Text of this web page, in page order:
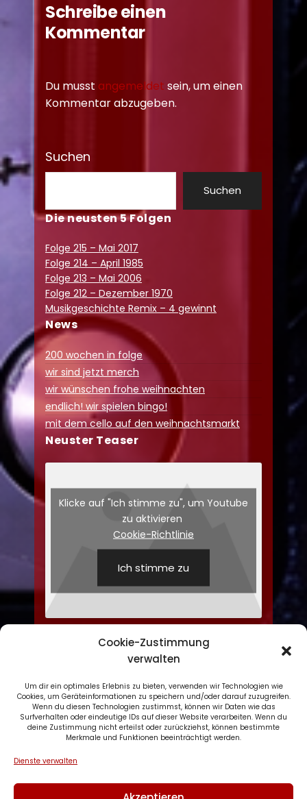
Cookie-Zustimmung
verwalten
Um dir ein optimales Erlebnis zu bieten, verwenden wir Technologien wie
Cookies, um Geräteinformationen zu speichern und/oder darauf zuzugreifen.
Wenn du diesen Technologien zustimmst, können wir Daten wie das
Surfverhalten oder eindeutige IDs auf dieser Website verarbeiten. Wenn du
deine Zustimmung nicht erteilst oder zurückziehst, können bestimmte
Merkmale und Funktionen beeinträchtigt werden.
Dienste verwalten
Schreibe einen
Kommentar
Du musst angemeldet sein, um einen
Kommentar abzugeben.
Suchen
Suchen
Die neusten 5 Folgen
Folge 215 – Mai 2017
Folge 214 – April 1985
Folge 213 – Mai 2006
Folge 212 – Dezember 1970
Musikgeschichte Remix – 4 gewinnt
News
200 wochen in folge
wir sind jetzt merch
wir wünschen frohe weihnachten
endlich! wir spielen bingo!
mit dem cello auf den weihnachtsmarkt
Neuster Teaser
Klicke auf "Ich stimme zu", um Youtube
zu aktivieren
Cookie-Richtlinie
Ich stimme zu
Datenschutzerklärung
Impressum